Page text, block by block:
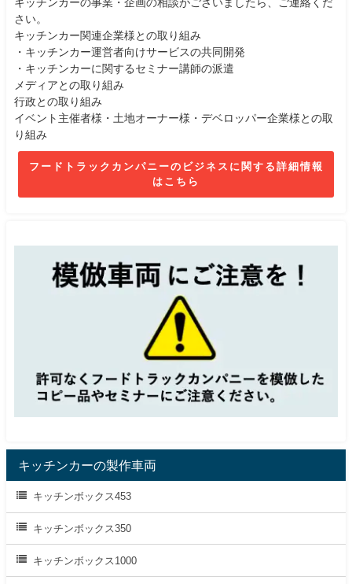
キッチンカーの事業・企画の相談がございましたら、ご連絡くだ
さい。
キッチンカー関連企業様との取り組み
・キッチンカー運営者向けサービスの共同開発
・キッチンカーに関するセミナー講師の派遣
メディアとの取り組み
行政との取り組み
イベント主催者様・土地オーナー様・デベロッパー企業様との取
り組み
フードトラックカンパニーのビジネスに関する詳細情報
はこちら
キッチンカーの製作車両
キッチンボックス453
キッチンボックス350
キッチンボックス1000